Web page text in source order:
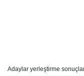
Adaylar yerleştirme